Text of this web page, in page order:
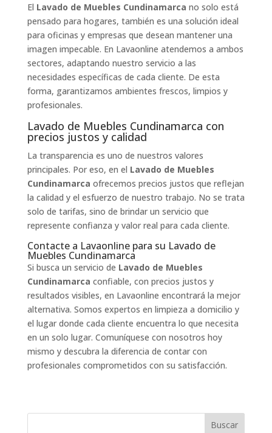
El Lavado de Muebles Cundinamarca no solo está
pensado para hogares, también es una solución ideal
para oficinas y empresas que desean mantener una
imagen impecable. En Lavaonline atendemos a ambos
sectores, adaptando nuestro servicio a las
necesidades específicas de cada cliente. De esta
forma, garantizamos ambientes frescos, limpios y
profesionales.
Lavado de Muebles Cundinamarca con
precios justos y calidad
La transparencia es uno de nuestros valores
principales. Por eso, en el Lavado de Muebles
Cundinamarca ofrecemos precios justos que reflejan
la calidad y el esfuerzo de nuestro trabajo. No se trata
solo de tarifas, sino de brindar un servicio que
represente confianza y valor real para cada cliente.
Contacte a Lavaonline para su Lavado de
Muebles Cundinamarca
Si busca un servicio de Lavado de Muebles
Cundinamarca confiable, con precios justos y
resultados visibles, en Lavaonline encontrará la mejor
alternativa. Somos expertos en limpieza a domicilio y
el lugar donde cada cliente encuentra lo que necesita
en un solo lugar. Comuníquese con nosotros hoy
mismo y descubra la diferencia de contar con
profesionales comprometidos con su satisfacción.